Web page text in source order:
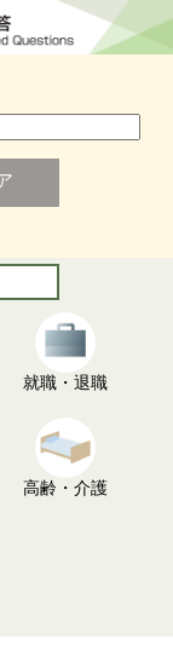
就職・退職
高齢・介護